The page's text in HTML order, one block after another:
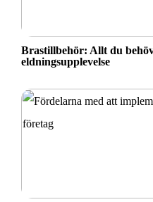
Brastillbehör: Allt du
eldningsupplevelse